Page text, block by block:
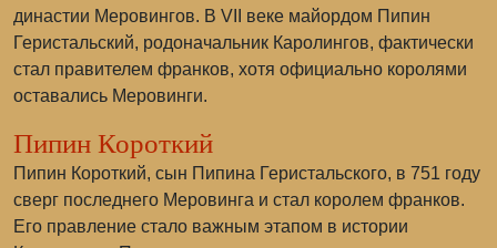
династии Меровингов. В VII веке майордом Пипин
Геристальский, родоначальник Каролингов, фактически
стал правителем франков, хотя официально королями
оставались Меровинги.
Пипин Короткий
Пипин Короткий, сын Пипина Геристальского, в 751 году
сверг последнего Меровинга и стал королем франков.
Его правление стало важным этапом в истории